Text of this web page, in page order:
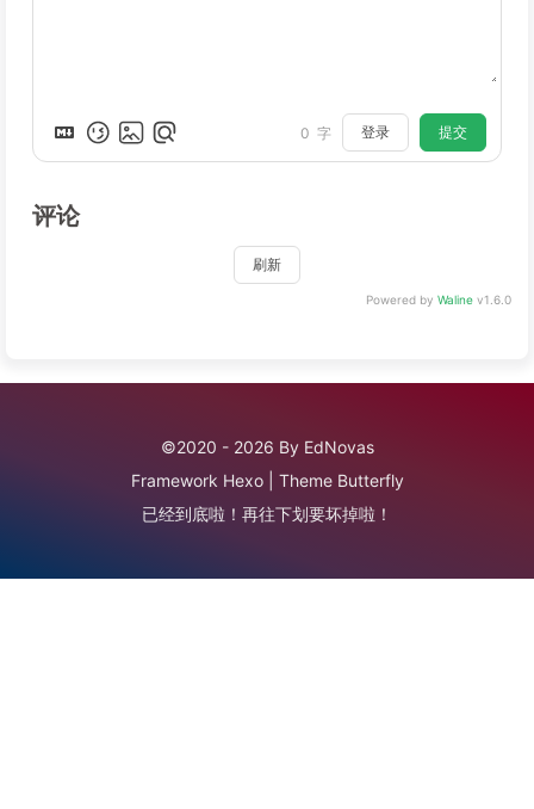
0 字 登录 提交
评论
刷新
Powered by Waline v1.6.0
©2020 - 2026 By EdNovas
Framework Hexo Theme Butterfly
已经到底啦！再往下划要坏掉啦！